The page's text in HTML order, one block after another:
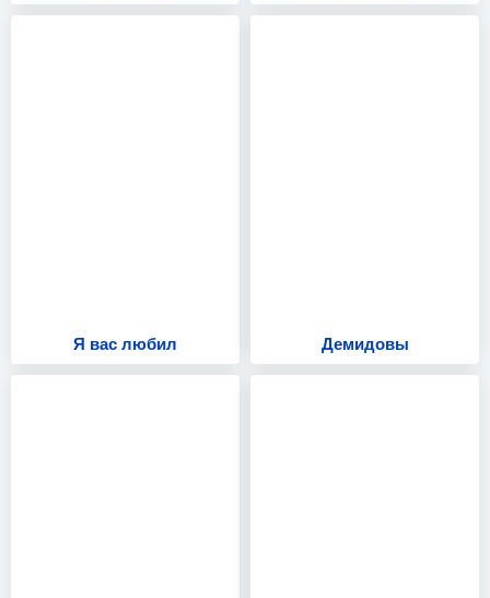
Я вас любил Демидовы